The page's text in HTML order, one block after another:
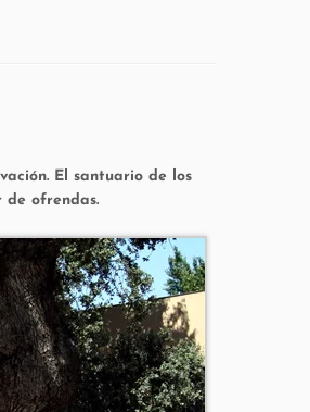
El santuario de los
de ofrendas.